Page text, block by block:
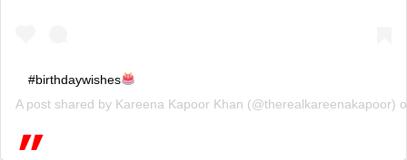
#birthdaywishes
A post shared by Kareena Kapoor Khan (@therealkareenakapoor)